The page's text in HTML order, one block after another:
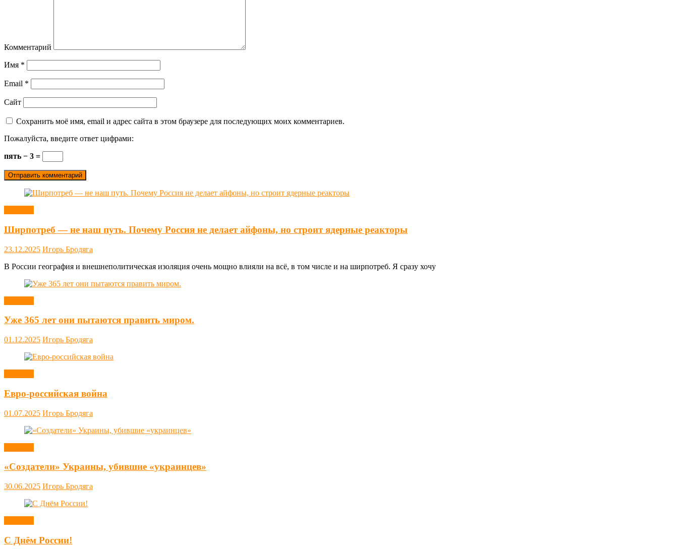
Комментарий
Имя *
Email *
Сайт
Сохранить моё имя, email и адрес сайта в этом браузере для последующих моих комментариев.
Пожалуйста, введите ответ цифрами:
пять − 3 =
Ширпотреб — не наш путь. Почему Россия не делает айфоны, но строит ядерные реакторы
23.12.2025 Игорь Бродяга
В России география и внешнеполитическая изоляция очень мощно влияли на всё, в том числе и на ширпотреб. Я сразу хочу
Уже 365 лет они пытаются править миром.
01.12.2025 Игорь Бродяга
Евро-российская война
01.07.2025 Игорь Бродяга
«Создатели» Украины, убившие «украинцев»
30.06.2025 Игорь Бродяга
С Днём России!